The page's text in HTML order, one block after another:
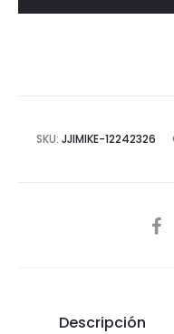
SKU: JJIMIKE-12242326
Descripción